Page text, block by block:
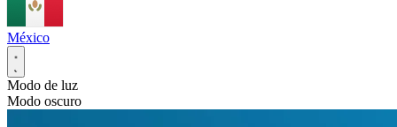
México
Modo de luz
Modo oscuro